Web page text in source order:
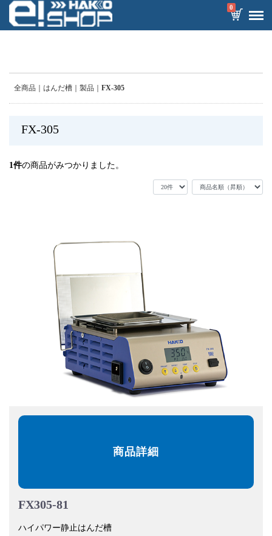
0
全商品 はんだ槽 製品 FX-305
FX-305
1件の商品がみつかりました。
商品詳細
FX305-81
ハイパワー静止はんだ槽